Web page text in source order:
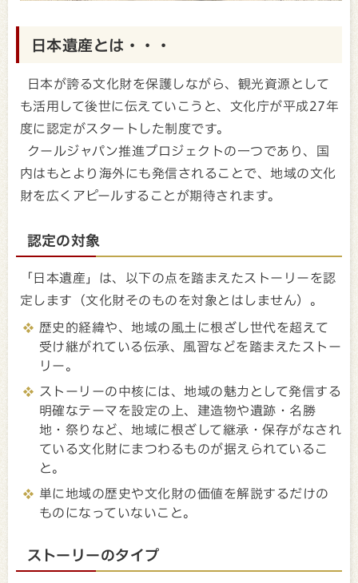
日本遺産とは・・・
日本が誇る文化財を保護しながら、観光資源として
も活用して後世に伝えていこうと、文化庁が平成27年
度に認定がスタートした制度です。
クールジャパン推進プロジェクトの一つであり、国
内はもとより海外にも発信されることで、地域の文化
財を広くアピールすることが期待されます。
認定の対象
「日本遺産」は、以下の点を踏まえたストーリーを認
定します（文化財そのものを対象とはしません）。
歴史的経緯や、地域の風土に根ざし世代を超えて
受け継がれている伝承、風習などを踏まえたストー
リー。
ストーリーの中核には、地域の魅力として発信する
明確なテーマを設定の上、建造物や遺跡・名勝
地・祭りなど、地域に根ざして継承・保存がなされ
ている文化財にまつわるものが据えられているこ
と。
単に地域の歴史や文化財の価値を解説するだけの
ものになっていないこと。
ストーリーのタイプ